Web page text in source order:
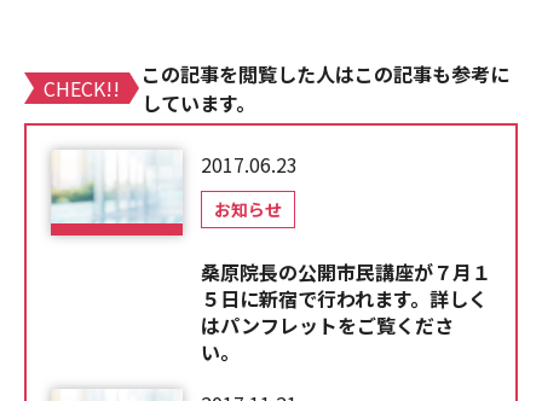
CHECK!!
この記事を閲覧した人はこの記事も参考に
しています。
2017.06.23
お知らせ
桑原院長の公開市民講座が７月１
５日に新宿で行われます。詳しく
はパンフレットをご覧くださ
い。